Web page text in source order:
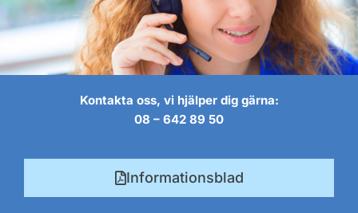
Kontakta oss, vi hjälper dig gärna:
08 – 642 89 50
Informationsblad